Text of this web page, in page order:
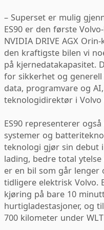
– Superset er mulig
ES90 er den første
NVIDIA DRIVE AGX
den kraftigste bilen vi
på kjernedatakapasitet.
for sikkerhet og
data, programvare og
teknologidirektør i Volvo
ES90 representerer
systemer og
teknologi gjør sin debut
lading, bedre total
er en bil som går lenger
tidligere elektrisk Volvo.
kjøring på bare 10
hurtigladestasjoner, og
700 kilometer under